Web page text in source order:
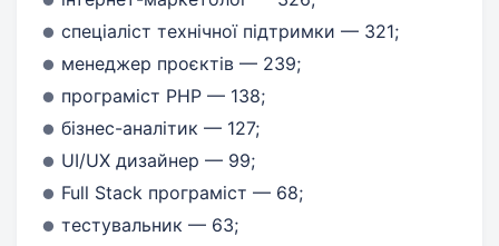
спеціаліст технічної підтримки — 321;
менеджер проєктів — 239;
програміст PHP — 138;
бізнес-аналітик — 127;
UI/UX дизайнер — 99;
Full Stack програміст — 68;
тестувальник — 63;